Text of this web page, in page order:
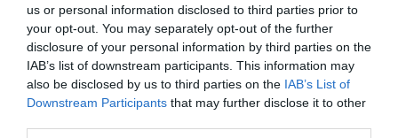
us or personal information disclosed to third parties prior to
your opt-out. You may separately opt-out of the further
disclosure of your personal information by third parties on the
IAB’s list of downstream participants. This information may
also be disclosed by us to third parties on the IAB’s List of
Downstream Participants that may further disclose it to other
06.08.2026 | 09:03
«Οι εντελώς αθώοι»: Η ανάρτηση του Αρκά για
τα ζώα που χάθηκαν στις πυρκαγιές της